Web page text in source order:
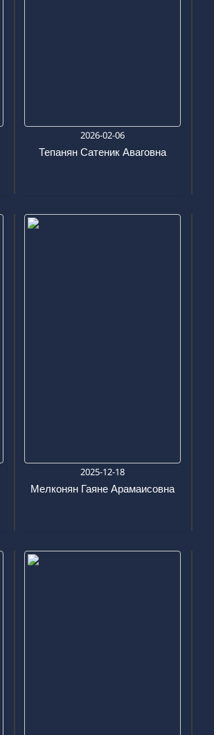
2026-02-06
Тепанян Сатеник Аваговна
2025-12-18
Мелконян Гаяне Арамаисовна